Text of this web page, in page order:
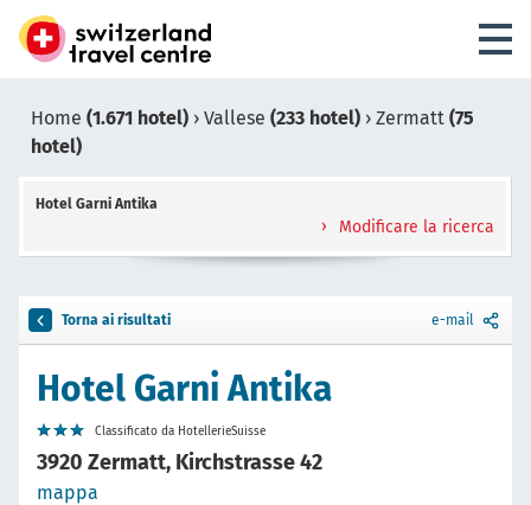
Home (1.671 hotel) › Vallese (233 hotel) › Zermatt (75
hotel)
Hotel Garni Antika
Modificare la ricerca
Torna ai risultati e-mail
Hotel Garni Antika
Classificato da HotellerieSuisse
3920 Zermatt, Kirchstrasse 42
mappa